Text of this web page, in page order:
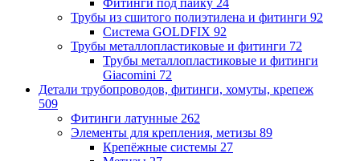
Трубы из сшитого полиэтилена и фитинги 92
Система GOLDFIX 92
Трубы металлопластиковые и фитинги 72
Трубы металлопластиковые и фитинги
Giacomini 72
Детали трубопроводов, фитинги, хомуты, крепеж
509
Фитинги латунные 262
Элементы для крепления, метизы 89
Крепёжные системы 27